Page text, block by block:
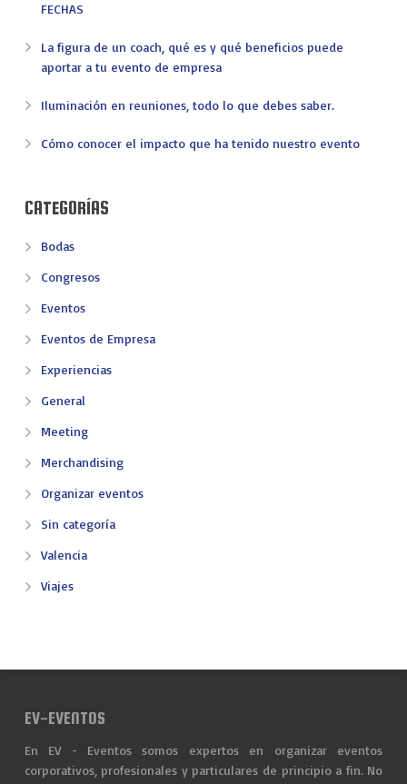
FECHAS
La figura de un coach, qué es y qué beneficios puede
aportar a tu evento de empresa
Iluminación en reuniones, todo lo que debes saber.
Cómo conocer el impacto que ha tenido nuestro evento
CATEGORÍAS
Bodas
Congresos
Eventos
Eventos de Empresa
Experiencias
General
Meeting
Merchandising
Organizar eventos
Sin categoría
Valencia
Viajes
EV-EVENTOS
En EV - Eventos somos expertos en organizar eventos
corporativos, profesionales y particulares de principio a fin. No